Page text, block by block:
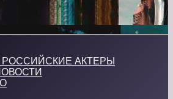
АКТЕРЫ